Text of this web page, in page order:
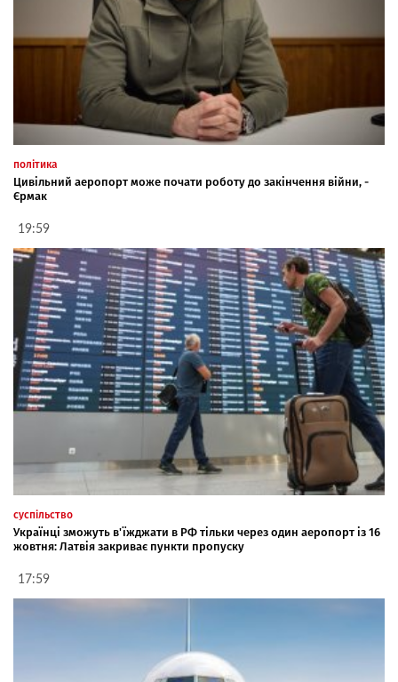
політика
Цивільний аеропорт може почати роботу до закінчення війни, -
Єрмак
19:59
суспільство
Українці зможуть в'їжджати в РФ тільки через один аеропорт із 16
жовтня: Латвія закриває пункти пропуску
17:59